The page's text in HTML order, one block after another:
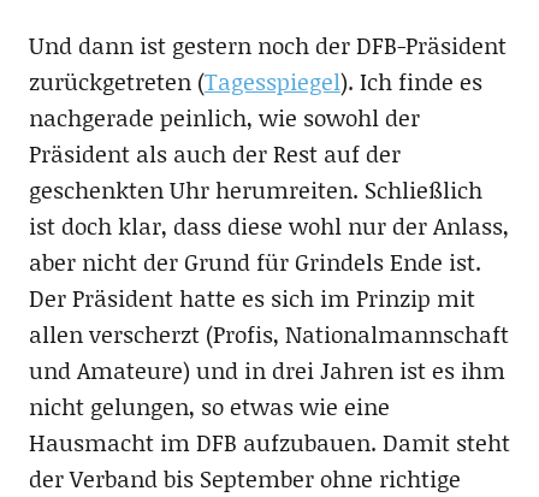
Und dann ist gestern noch der DFB-Präsident
zurückgetreten (Tagesspiegel). Ich finde es
nachgerade peinlich, wie sowohl der
Präsident als auch der Rest auf der
geschenkten Uhr herumreiten. Schließlich
ist doch klar, dass diese wohl nur der Anlass,
aber nicht der Grund für Grindels Ende ist.
Der Präsident hatte es sich im Prinzip mit
allen verscherzt (Profis, Nationalmannschaft
und Amateure) und in drei Jahren ist es ihm
nicht gelungen, so etwas wie eine
Hausmacht im DFB aufzubauen. Damit steht
der Verband bis September ohne richtige